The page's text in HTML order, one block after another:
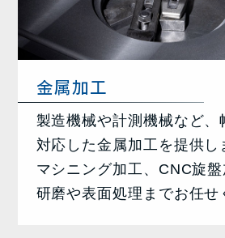
金属加工
製造機械や計測機械など、
対応した金属加工を提供し
マシニング加工、CNC旋
研磨や表面処理までお任せ